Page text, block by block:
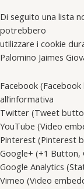
Di seguito una lista
potrebbero
utilizzare i cookie
Palomino Jaimes
Facebook
all’informativa
Twitter (Tweet
YouTube (Video
Pinterest (Pinterest
Google+ (+1 Button,
Google Analytics
Vimeo (Video